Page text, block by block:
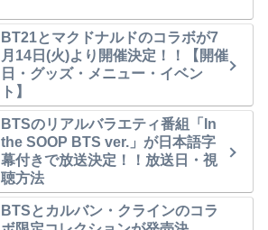
BT21とマクドナルドのコラボが7
月14日(火)より開催決定！！【開催
日・グッズ・メニュー・イベン
ト】
BTSのリアルバラエティ番組「In
the SOOP BTS ver.」が日本語字
幕付きで放送決定！！放送日・視
聴方法
BTSとカルバン・クラインのコラ